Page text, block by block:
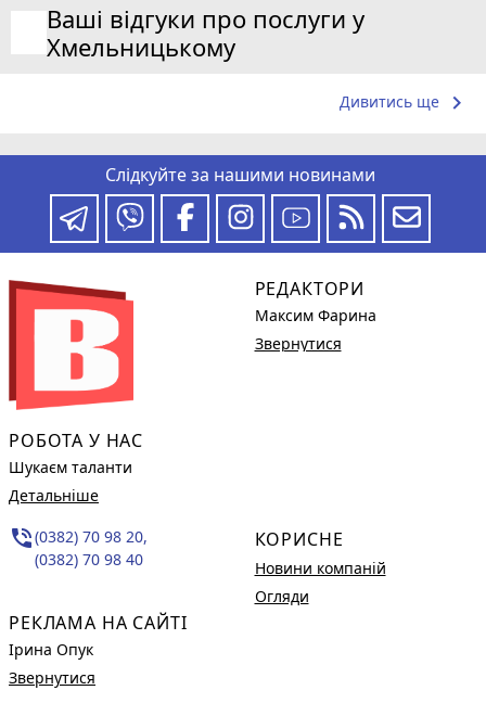
Ваші відгуки про послуги у
Хмельницькому
Дивитись ще keyboard_arrow_right
Слідкуйте за нашими новинами
РОБОТА У НАС
Шукаєм таланти
Детальніше
phone_in_talk(0382) 70 98 20,
(0382) 70 98 40
РЕКЛАМА НА САЙТІ
Ірина Опук
Звернутися
РЕДАКТОРИ
Максим Фарина
Звернутися
КОРИСНЕ
Новини компаній
Огляди